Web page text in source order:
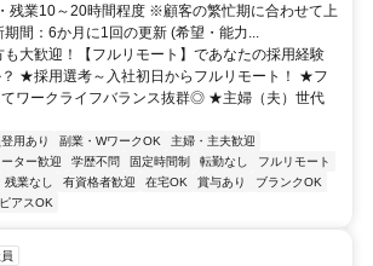
残業10～20時間程度 ※顧客の繁忙期に合わせて上
間：6か月に1回の更新 (希望・能力...
大歓迎！【フルリモート】であなたの採用経験
★採用選考～入社初日からフルリモート！ ★フ
てワークライフバランス抜群◎ ★主婦（夫）世代
用あり 副業・WワークOK
主婦・主夫歓迎
ター歓迎 学歴不問 固定時間制 転勤なし
フルリモート
残業なし 有資格者歓迎 在宅OK 賞与あり
ブランクOK
ピアスOK